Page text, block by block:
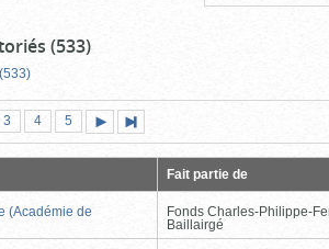
(533)
Page
3 Page
4 Page
5
suivante
page
Fait partie de
(Académie de
Fonds Charles-Philippe-
Baillairgé